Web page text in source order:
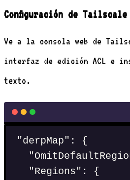
Configuración de Tailscale
Ve a la consola web de
interfaz de edición ACL e
texto.
"derpMap" :
{
"
"Regions" :
{